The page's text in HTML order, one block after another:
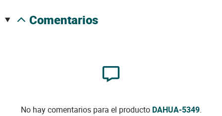
comentarios
No hay comentarios para el producto DAHUA-5349.